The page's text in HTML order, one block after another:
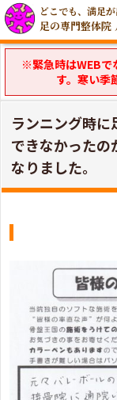
どこでも、満足
足の専門整体院
※緊急時はWEBで
す。寒い季
ランニング時
できなかったの
なりました。